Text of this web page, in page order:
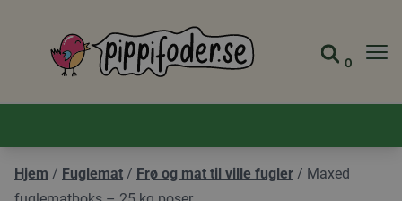
Pippifoder logo Gå til
Vis
0
Hjem / Fuglemat / Frø og mat til ville fugler / Maxed